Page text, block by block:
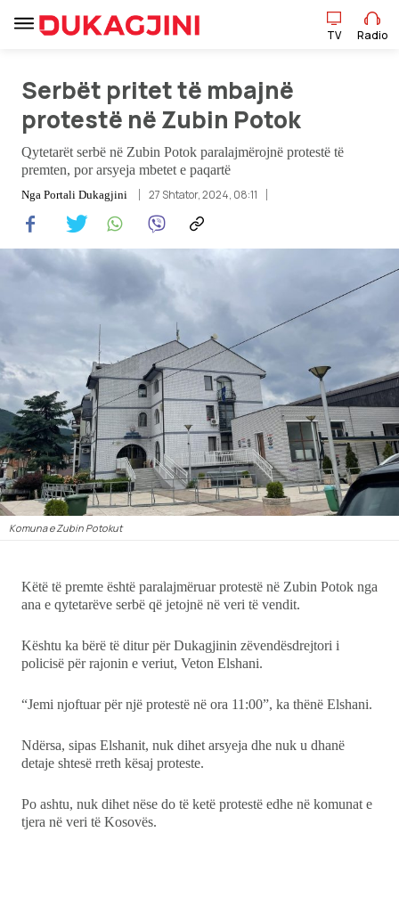
Lajme
Sport
Pikëpamje
Art Jete
Showbiz
Ekonomi
Teknologji
Udhëtime
TV Radio
Serbët pritet të mbajnë
protestë në Zubin Potok
Qytetarët serbë në Zubin Potok paralajmërojnë protestë të
premten, por arsyeja mbetet e paqartë
Nga Portali Dukagjini 27 Shtator, 2024, 08:11
Komuna e Zubin Potokut
Këtë të premte është paralajmëruar protestë në Zubin Potok nga
ana e qytetarëve serbë që jetojnë në veri të vendit.
Kështu ka bërë të ditur për Dukagjinin zëvendësdrejtori i
policisë për rajonin e veriut, Veton Elshani.
“Jemi njoftuar për një protestë në ora 11:00”, ka thënë Elshani.
Ndërsa, sipas Elshanit, nuk dihet arsyeja dhe nuk u dhanë
detaje shtesë rreth kësaj proteste.
Po ashtu, nuk dihet nëse do të ketë protestë edhe në komunat e
tjera në veri të Kosovës.